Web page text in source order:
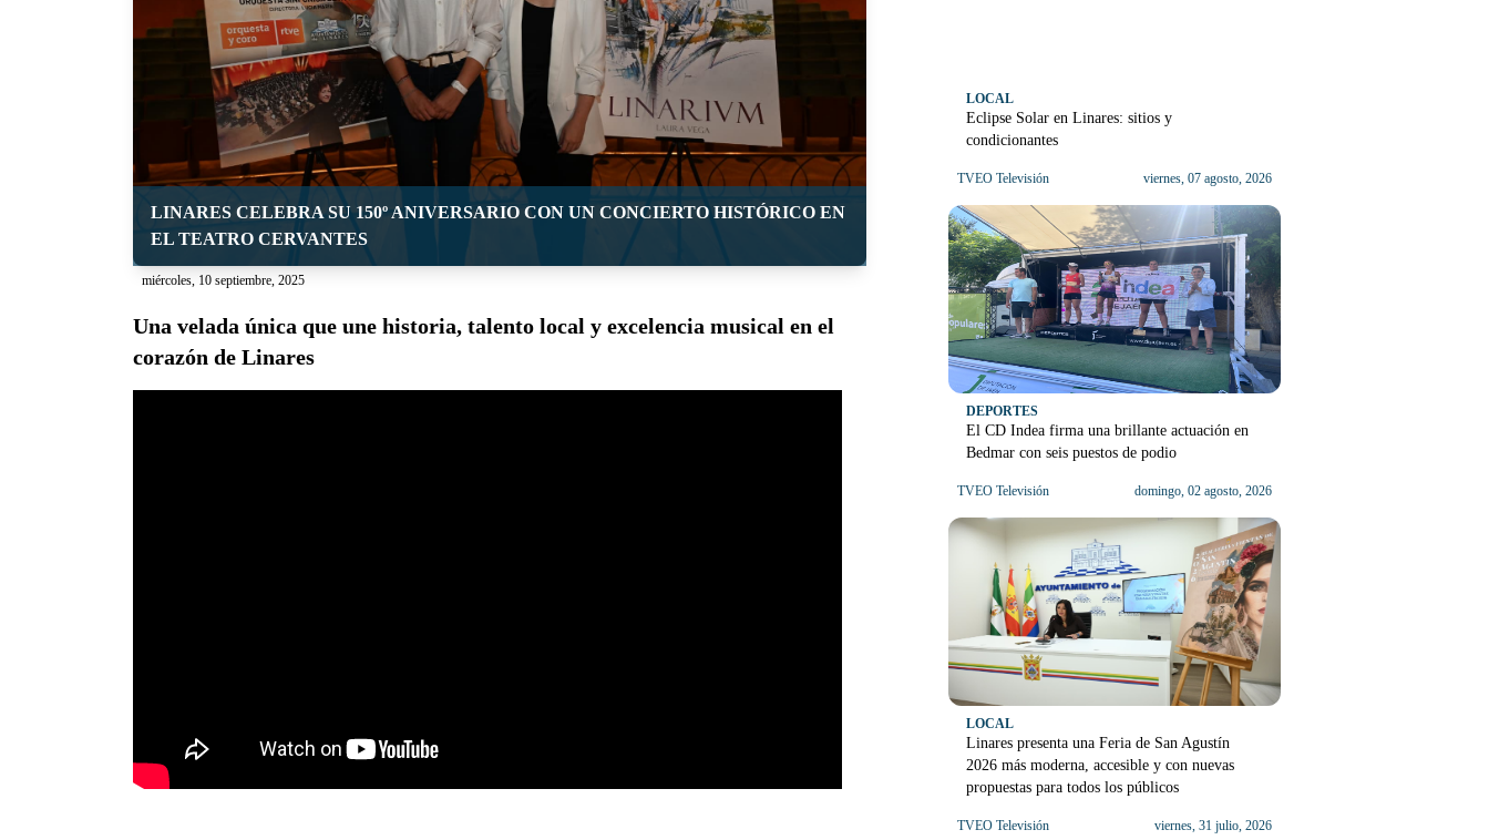
LINARES CELEBRA SU 150º ANIVERSARIO CON UN CONCIERTO HISTÓRICO EN
EL TEATRO CERVANTES
miércoles, 10 septiembre, 2025
Una velada única que une historia, talento local y excelencia musical en el
corazón de Linares
LOCAL
Eclipse Solar en Linares: sitios y
condicionantes
TVEO Televisión viernes, 07 agosto, 2026
DEPORTES
El CD Indea firma una brillante actuación en
Bedmar con seis puestos de podio
TVEO Televisión domingo, 02 agosto, 2026
LOCAL
Linares presenta una Feria de San Agustín
2026 más moderna, accesible y con nuevas
propuestas para todos los públicos
TVEO Televisión viernes, 31 julio, 2026